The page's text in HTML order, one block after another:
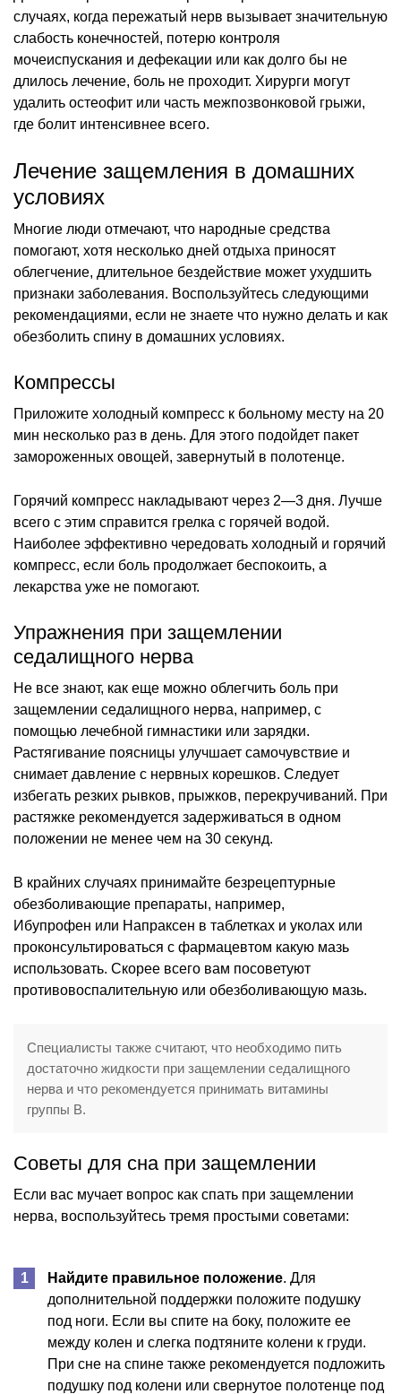
случаях, когда пережатый нерв вызывает значительную
слабость конечностей, потерю контроля
мочеиспускания и дефекации или как долго бы не
длилось лечение, боль не проходит. Хирурги могут
удалить остеофит или часть межпозвонковой грыжи,
где болит интенсивнее всего.
Лечение защемления в домашних
условиях
Многие люди отмечают, что народные средства
помогают, хотя несколько дней отдыха приносят
облегчение, длительное бездействие может ухудшить
признаки заболевания. Воспользуйтесь следующими
рекомендациями, если не знаете что нужно делать и как
обезболить спину в домашних условиях.
Компрессы
Приложите холодный компресс к больному месту на 20
мин несколько раз в день. Для этого подойдет пакет
замороженных овощей, завернутый в полотенце.
Горячий компресс накладывают через 2—3 дня. Лучше
всего с этим справится грелка с горячей водой.
Наиболее эффективно чередовать холодный и горячий
компресс, если боль продолжает беспокоить, а
лекарства уже не помогают.
Упражнения при защемлении
седалищного нерва
Не все знают, как еще можно облегчить боль при
защемлении седалищного нерва, например, с
помощью лечебной гимнастики или зарядки.
Растягивание поясницы улучшает самочувствие и
снимает давление с нервных корешков. Следует
избегать резких рывков, прыжков, перекручиваний. При
растяжке рекомендуется задерживаться в одном
положении не менее чем на 30 секунд.
В крайних случаях принимайте безрецептурные
обезболивающие препараты, например,
Ибупрофен или Напраксен в таблетках и уколах или
проконсультироваться с фармацевтом какую мазь
использовать. Скорее всего вам посоветуют
противовоспалительную или обезболивающую мазь.
Специалисты также считают, что необходимо пить
достаточно жидкости при защемлении седалищного
нерва и что рекомендуется принимать витамины
группы B.
Советы для сна при защемлении
Если вас мучает вопрос как спать при защемлении
нерва, воспользуйтесь тремя простыми советами:
Найдите правильное положение. Для
дополнительной поддержки положите подушку
под ноги. Если вы спите на боку, положите ее
между колен и слегка подтяните колени к груди.
При сне на спине также рекомендуется подложить
подушку под колени или свернутое полотенце под